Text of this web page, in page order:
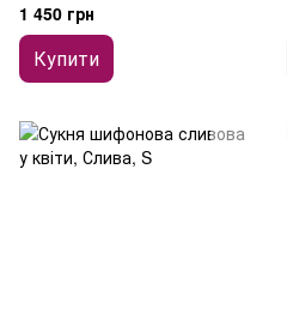
1 450 грн
Купити